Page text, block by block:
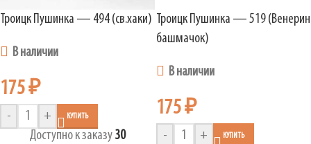
Троицк Пушинка — 494 (св.хаки)
В наличии
175₽
- + КУПИТЬ
Доступно к заказу 30
Троицк Пушинка — 519 (Венерин
башмачок)
В наличии
175₽
- + КУПИТЬ